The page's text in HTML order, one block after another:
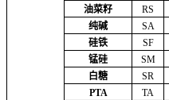
油菜籽
RS
纯碱
SA
硅铁
SF
锰硅
SM
白糖
SR
PTA
TA